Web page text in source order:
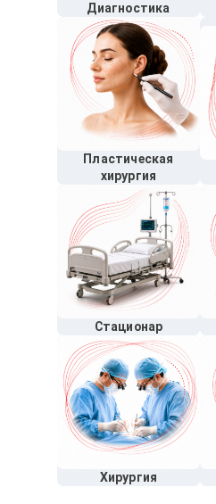
Диагностика
Пластическая
хирургия
Стационар
Хирургия